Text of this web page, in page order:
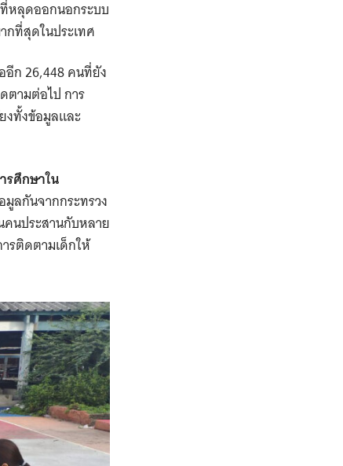
หลุดออกนอกระบบ
กที่สุดในประเทศ
อีก 26,448 คนที่ยัง
ตามต่อไป การ
งทั้งข้อมูลและ
รศึกษาใน
ลกันจากกระทรวง
นประสานกับหลาย
รติดตามเด็กให้